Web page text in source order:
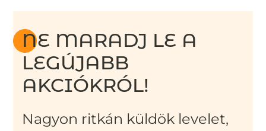
NE MARADJ LE A
LEGÚJABB
AKCIÓKRÓL!
Nagyon ritkán küldök levelet,